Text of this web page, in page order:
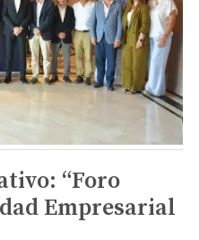
“Foro
Empresarial